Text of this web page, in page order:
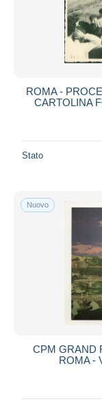
ROMA -
CARTOLINA
Stato
Nuovo
CPM GRAND
ROMA -